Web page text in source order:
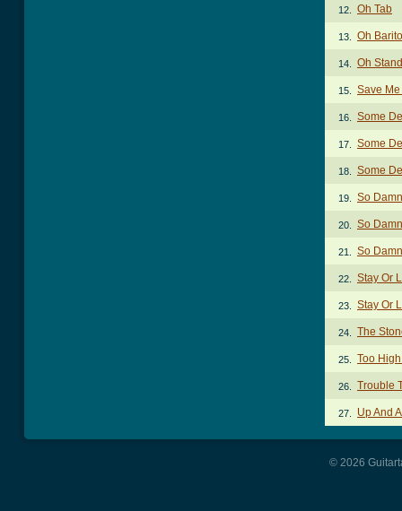
12. Oh Tab
13. Oh
14. Oh
15. Save Me
16. Some
17. Some
18. Some
19. So
20. So
21. So
22. Stay Or
23. Stay Or
24. The
25. Too
26. Trouble
27. Up And
© 2026